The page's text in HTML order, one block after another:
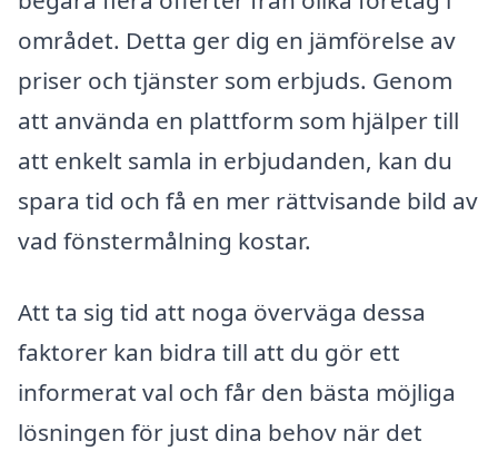
området. Detta ger dig en jämförelse av
priser och tjänster som erbjuds. Genom
att använda en plattform som hjälper till
att enkelt samla in erbjudanden, kan du
spara tid och få en mer rättvisande bild av
vad fönstermålning kostar.
Att ta sig tid att noga överväga dessa
faktorer kan bidra till att du gör ett
informerat val och får den bästa möjliga
lösningen för just dina behov när det